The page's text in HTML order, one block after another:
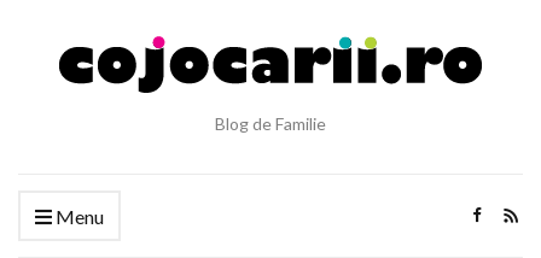
Blog de Familie
Menu